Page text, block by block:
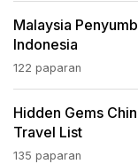
Malaysia
Indonesia
122 paparan
Hidden Gems
Travel List
135 paparan